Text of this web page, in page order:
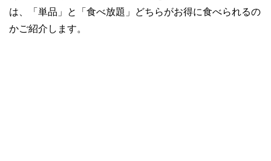
は、「単品」と「食べ放題」どちらがお得に食べられるの
かご紹介します。